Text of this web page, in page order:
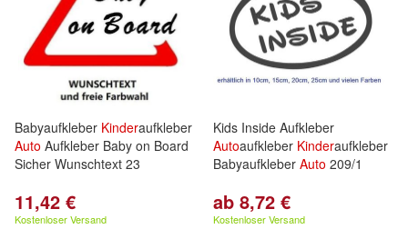
Babyaufkleber Kinderaufkleber
Auto Aufkleber Baby on Board
Sicher Wunschtext 23
11,42 €
Kostenloser Versand
Kids Inside Aufkleber
Autoaufkleber Kinderaufkleber
Babyaufkleber Auto 209/1
ab 8,72 €
Kostenloser Versand